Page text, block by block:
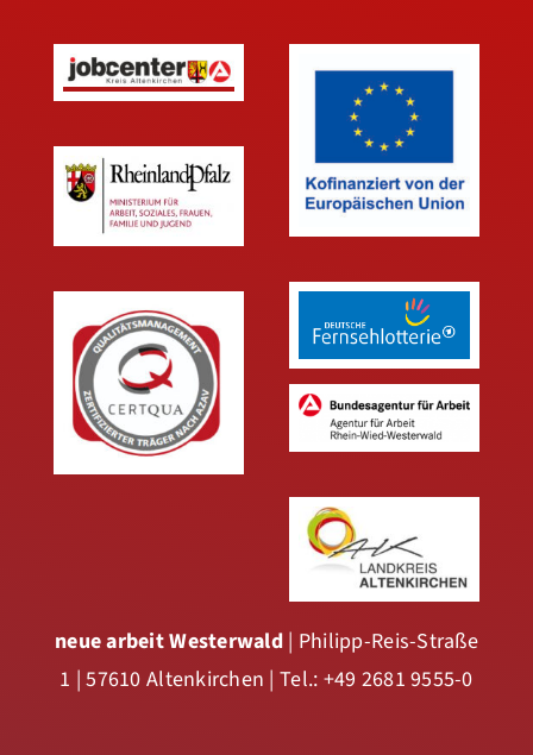
neue arbeit Westerwald | Philipp-Reis-Straße
1 | 57610 Altenkirchen | Tel.: +49 2681 9555-0